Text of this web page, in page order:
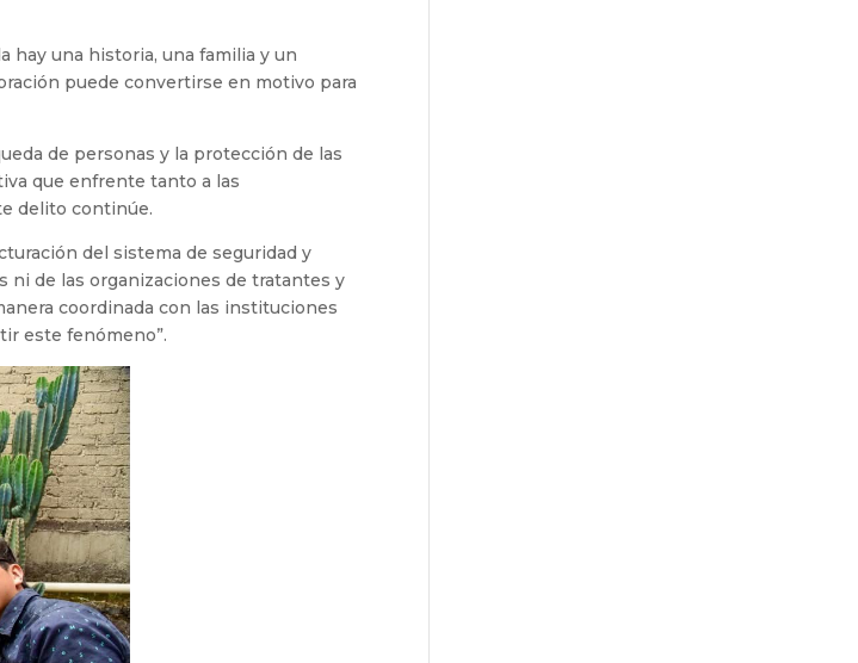
hay una historia, una familia y un
puede convertirse en motivo para
de personas y la protección de las
que enfrente tanto a las
delito continúe.
del sistema de seguridad y
ni de las organizaciones de tratantes y
coordinada con las instituciones
este fenómeno”.